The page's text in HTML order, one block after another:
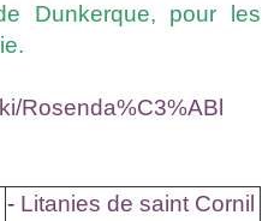
Dunkerque, pour les
Rosenda%C3%ABl
- Litanies de saint Cornil